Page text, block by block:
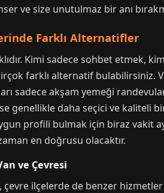
ve size unutulmaz bir anı
Farklı Alternatifler
Kimi sadece sohbet etmek,
farklı alternatif
sadece akşam yemeği
genellikle daha seçici ve kaliteli
profili bulmak için biraz vakit
en doğrusu olacaktır.
ve Çevresi
çevre ilçelerde de benzer